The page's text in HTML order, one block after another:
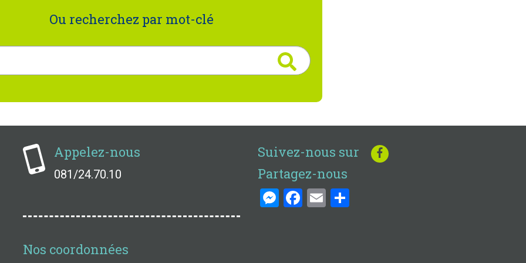
Ou recherchez par mot-clé
Appelez-nous
081/24.70.10
Nos coordonnées
Suivez-nous sur
Partagez-nous
Messenger
Facebook
EmailShare